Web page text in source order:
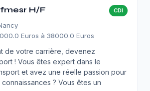
H/F CDI
Euros à 38000.0 Euros
de votre carrière, devenez
! Vous êtes expert dans le
et avez une réelle passion pour
? Vous êtes un